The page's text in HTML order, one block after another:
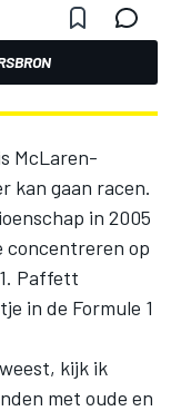
McLaren-
kan gaan racen.
in 2005
concentreren op
Paffett
in de Formule 1
kijk ik
met oude en